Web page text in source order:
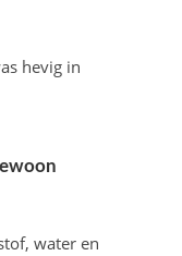
hevig in
water en